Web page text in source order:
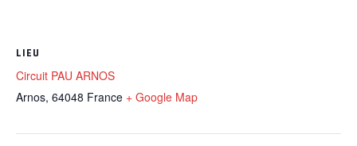
LIEU
Circuit PAU ARNOS
Arnos, 64048 France + Google Map